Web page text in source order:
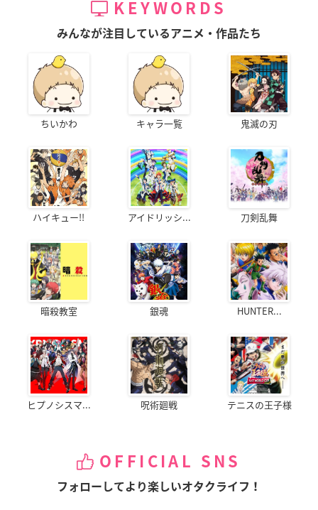
KEYWORDS
みんなが注目しているアニメ・作品たち
ちいかわ キャラ一覧 鬼滅の刃
ハイキュー!! アイドリッシ... 刀剣乱舞
暗殺教室 銀魂 HUNTER...
ヒプノシスマ... 呪術廻戦 テニスの王子様
OFFICIAL SNS
フォローしてより楽しいオタクライフ！